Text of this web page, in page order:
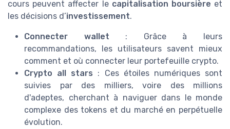
cours peuvent affecter le capitalisation boursière et
les décisions d’investissement.
Connecter wallet : Grâce à leurs
recommandations, les utilisateurs savent mieux
comment et où connecter leur portefeuille crypto.
Crypto all stars : Ces étoiles numériques sont
suivies par des milliers, voire des millions
d'adeptes, cherchant à naviguer dans le monde
complexe des tokens et du marché en perpétuelle
évolution.